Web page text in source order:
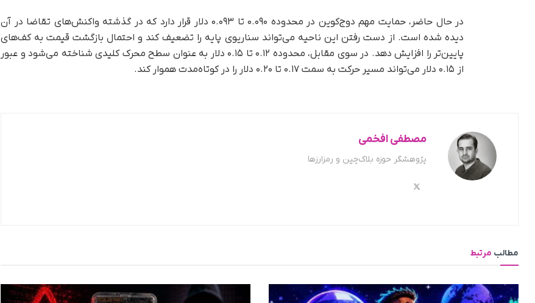
در حال حاضر، حمایت مهم دوج‌کوین در محدوده ۰.۰۹۰ تا ۰.۰۹۳ دلار قرار دارد که در گذشته واکنش‌های تقاضا در آن
دیده شده است. از دست رفتن این ناحیه می‌تواند سناریوی پایه را تضعیف کند و احتمال بازگشت قیمت به کف‌های
پایین‌تر را افزایش دهد. در سوی مقابل، محدوده ۰.۱۲ تا ۰.۱۵ دلار به‌ عنوان سطح محرک کلیدی شناخته می‌شود و عبور
از ۰.۱۵ دلار می‌تواند مسیر حرکت به سمت ۰.۱۷ تا ۰.۲۰ دلار را در کوتاه‌مدت هموار کند.
مصطفی افخمی
پژوهشگر حوزه بلاک‌چین و رمزارزها
مطالب مرتبط